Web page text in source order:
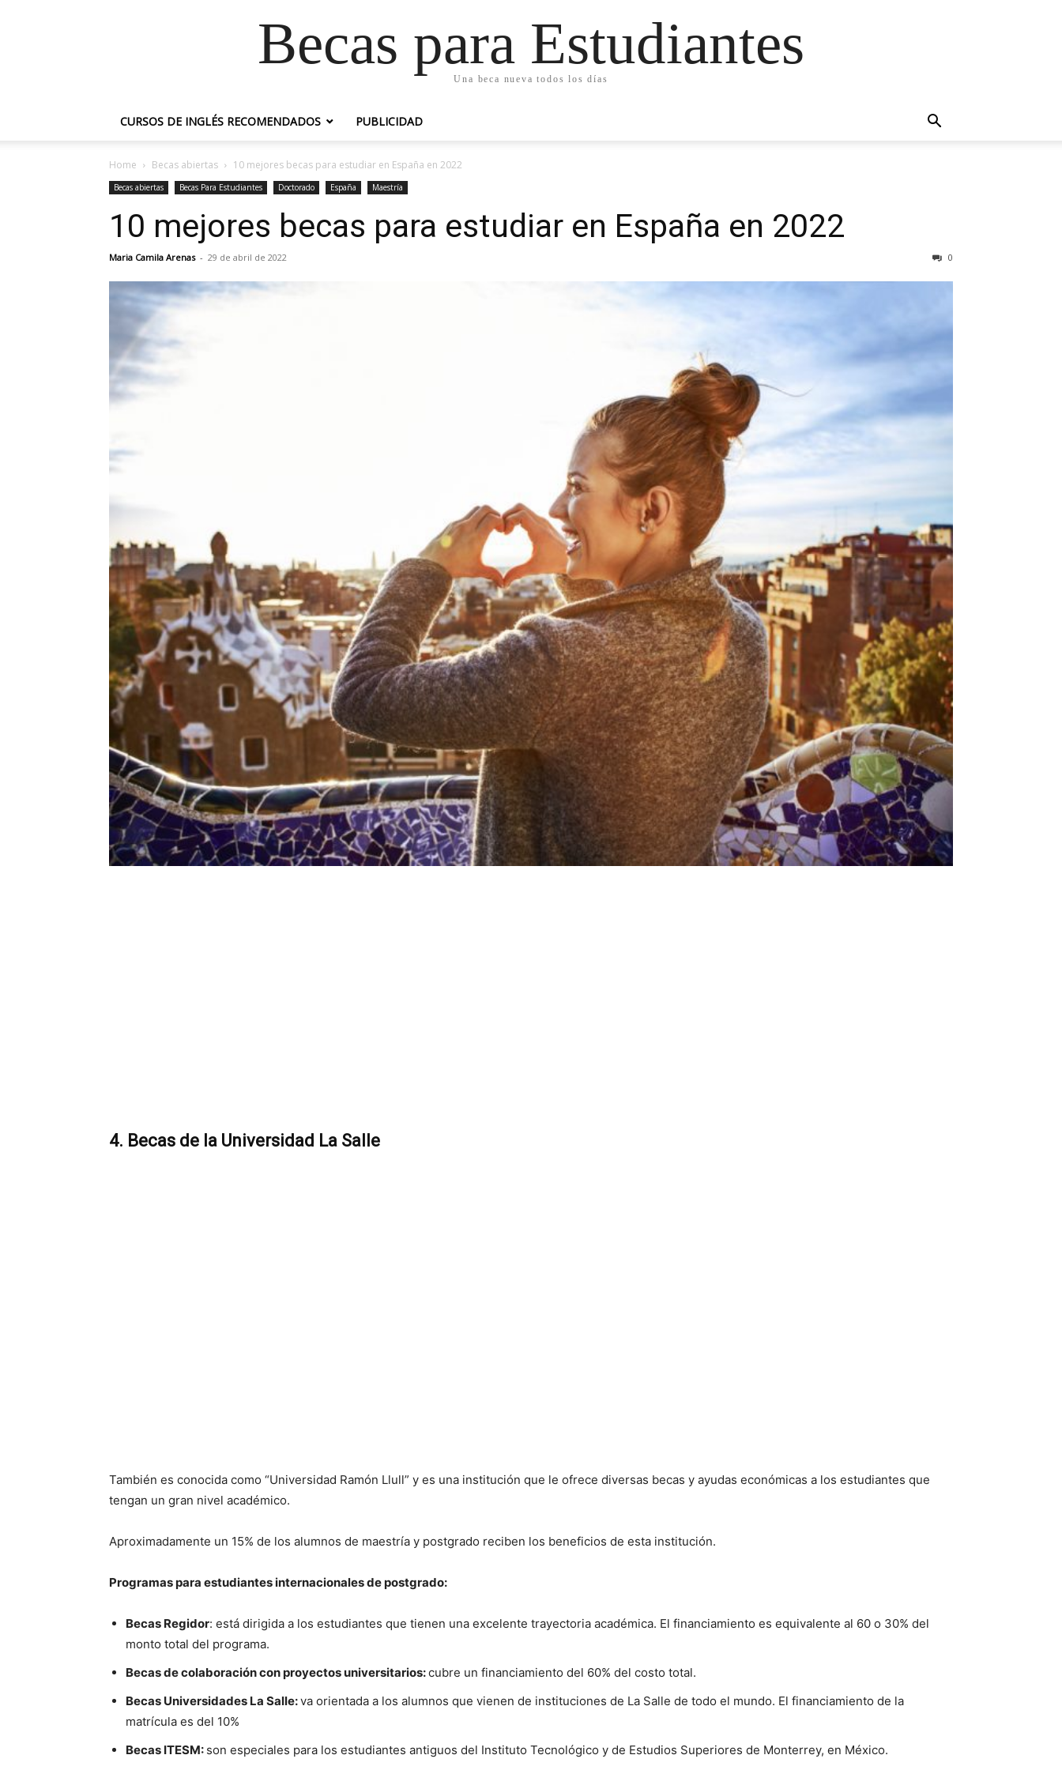
Becas para Estudiantes
Una beca nueva todos los días
CURSOS DE INGLÉS RECOMENDADOS PUBLICIDAD
Home Becas abiertas 10 mejores becas para estudiar en España en 2022
Becas abiertas Becas Para Estudiantes Doctorado España Maestría
10 mejores becas para estudiar en España en 2022
Maria Camila Arenas - 29 de abril de 2022 0
4. Becas de la Universidad La Salle
También es conocida como “Universidad Ramón Llull” y es una institución que le ofrece diversas becas y ayudas económicas a los estudiantes que
tengan un gran nivel académico.
Aproximadamente un 15% de los alumnos de maestría y postgrado reciben los beneficios de esta institución.
Programas para estudiantes internacionales de postgrado:
Becas Regidor: está dirigida a los estudiantes que tienen una excelente trayectoria académica. El financiamiento es equivalente al 60 o 30% del
monto total del programa.
Becas de colaboración con proyectos universitarios:cubre un financiamiento del 60% del costo total.
Becas Universidades La Salle:va orientada a los alumnos que vienen de instituciones de La Salle de todo el mundo. El financiamiento de la
matrícula es del 10%
Becas ITESM: son especiales para los estudiantes antiguos del Instituto Tecnológico y de Estudios Superiores de Monterrey, en México.
mundo todos los días